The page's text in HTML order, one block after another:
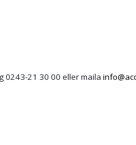
0243-21 30 00 eller maila